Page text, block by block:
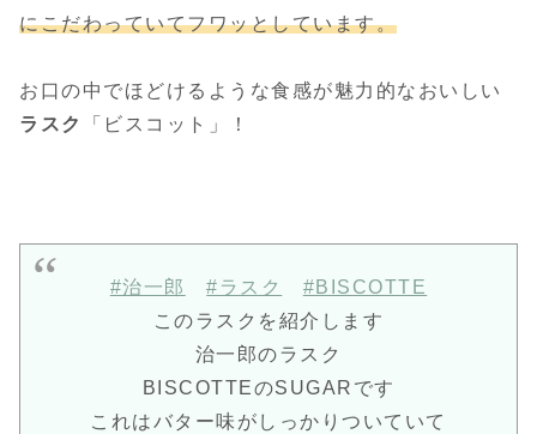
にこだわっていてフワッとしています。
お口の中でほどけるような食感が魅力的なおいしい
ラスク
「ビスコット」！
#治一郎 #ラスク
#BISCOTTE
このラスクを紹介します
治一郎のラスク
BISCOTTEのSUGARです
これはバター味がしっかりついていて